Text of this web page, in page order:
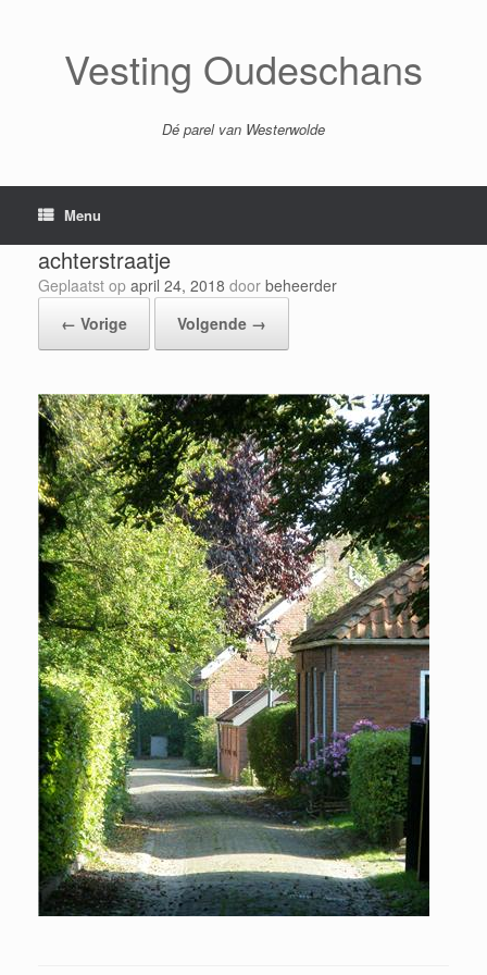
Vesting Oudeschans
Dé parel van Westerwolde
Menu
achterstraatje
Geplaatst op april 24, 2018 door beheerder
← Vorige
Volgende →